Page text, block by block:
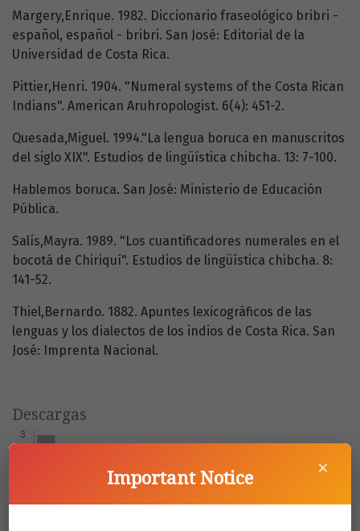
Margery,Enrique. 1982. Diccionario fraseológico bribri -
español, español - bribri. San José: Editorial de la
Universidad de Costa Rica.
Pittier,Henri. 1904. "Numeral systems of the Costa Rican
Indians". American Aruhropologist. 6(4): 451-2.
Quesada,Miguel. 1994."La lengua boruca en manuscritos
del siglo XIX". Estudios de lingüística chibcha. 13: 7-100.
Hablemos boruca. San José: Ministerio de Educación
Pública.
Salís,Mayra. 1989. "Los cuantificadores numerales en el
bocotá de Chiriquí". Estudios de lingüística chibcha. 8:
141-52.
Thiel,Bernardo. 1882. Apuntes lexicográficos de las
lenguas y los dialectos de los indios de Costa Rica. San
José: Imprenta Nacional.
Descargas
×
Important Notice